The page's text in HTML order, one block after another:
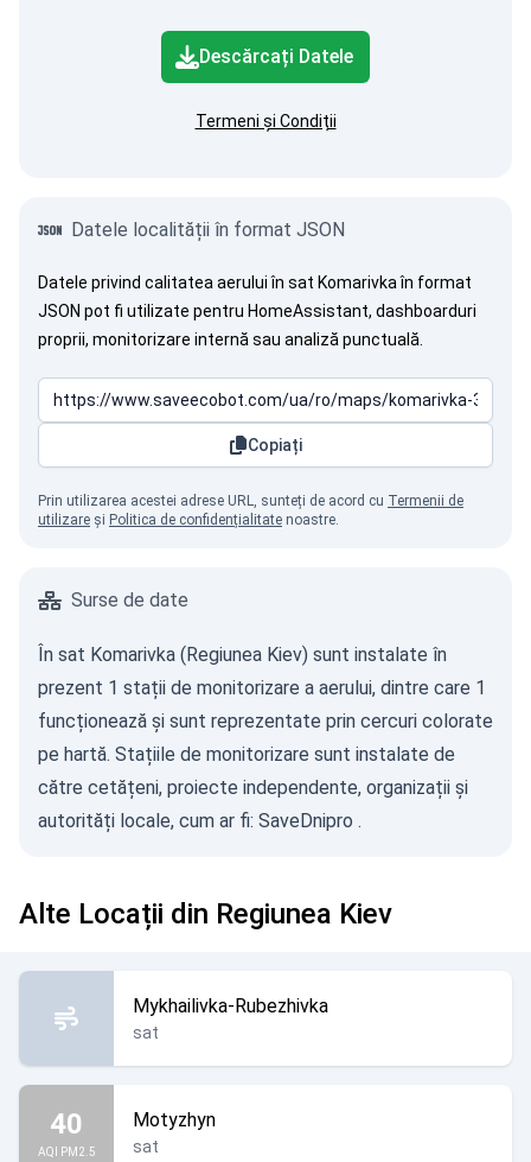
Descărcați Datele
Termeni și Condiții
Datele localității în format JSON
Datele privind calitatea aerului în sat Komarivka în format
JSON pot fi utilizate pentru HomeAssistant, dashboarduri
proprii, monitorizare internă sau analiză punctuală.
Copiați
Prin utilizarea acestei adrese URL, sunteți de acord cu Termenii de
utilizare și Politica de confidențialitate noastre.
Surse de date
În sat Komarivka (Regiunea Kiev) sunt instalate în
prezent 1 stații de monitorizare a aerului, dintre care 1
funcționează și sunt reprezentate prin cercuri colorate
pe hartă. Stațiile de monitorizare sunt instalate de
către cetățeni, proiecte independente, organizații și
autorități locale, cum ar fi: SaveDnipro .
Alte Locații din Regiunea Kiev
Mykhailivka-Rubezhivka
sat
40
AQI PM2.5
Motyzhyn
sat